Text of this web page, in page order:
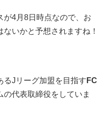
が4月8日時点なので、お
いかと予想されますね！
るJリーグ加盟を目指す FC
代表取締役をしていま